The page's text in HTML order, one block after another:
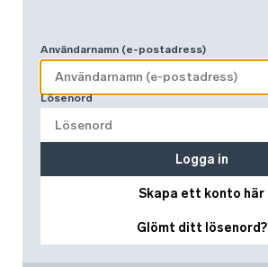
Användarnamn (e-postadress)
Lösenord
Skapa ett konto här
Glömt ditt lösenord?
Logga in